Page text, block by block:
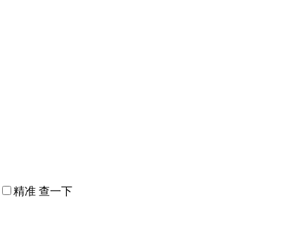
精准 查一下